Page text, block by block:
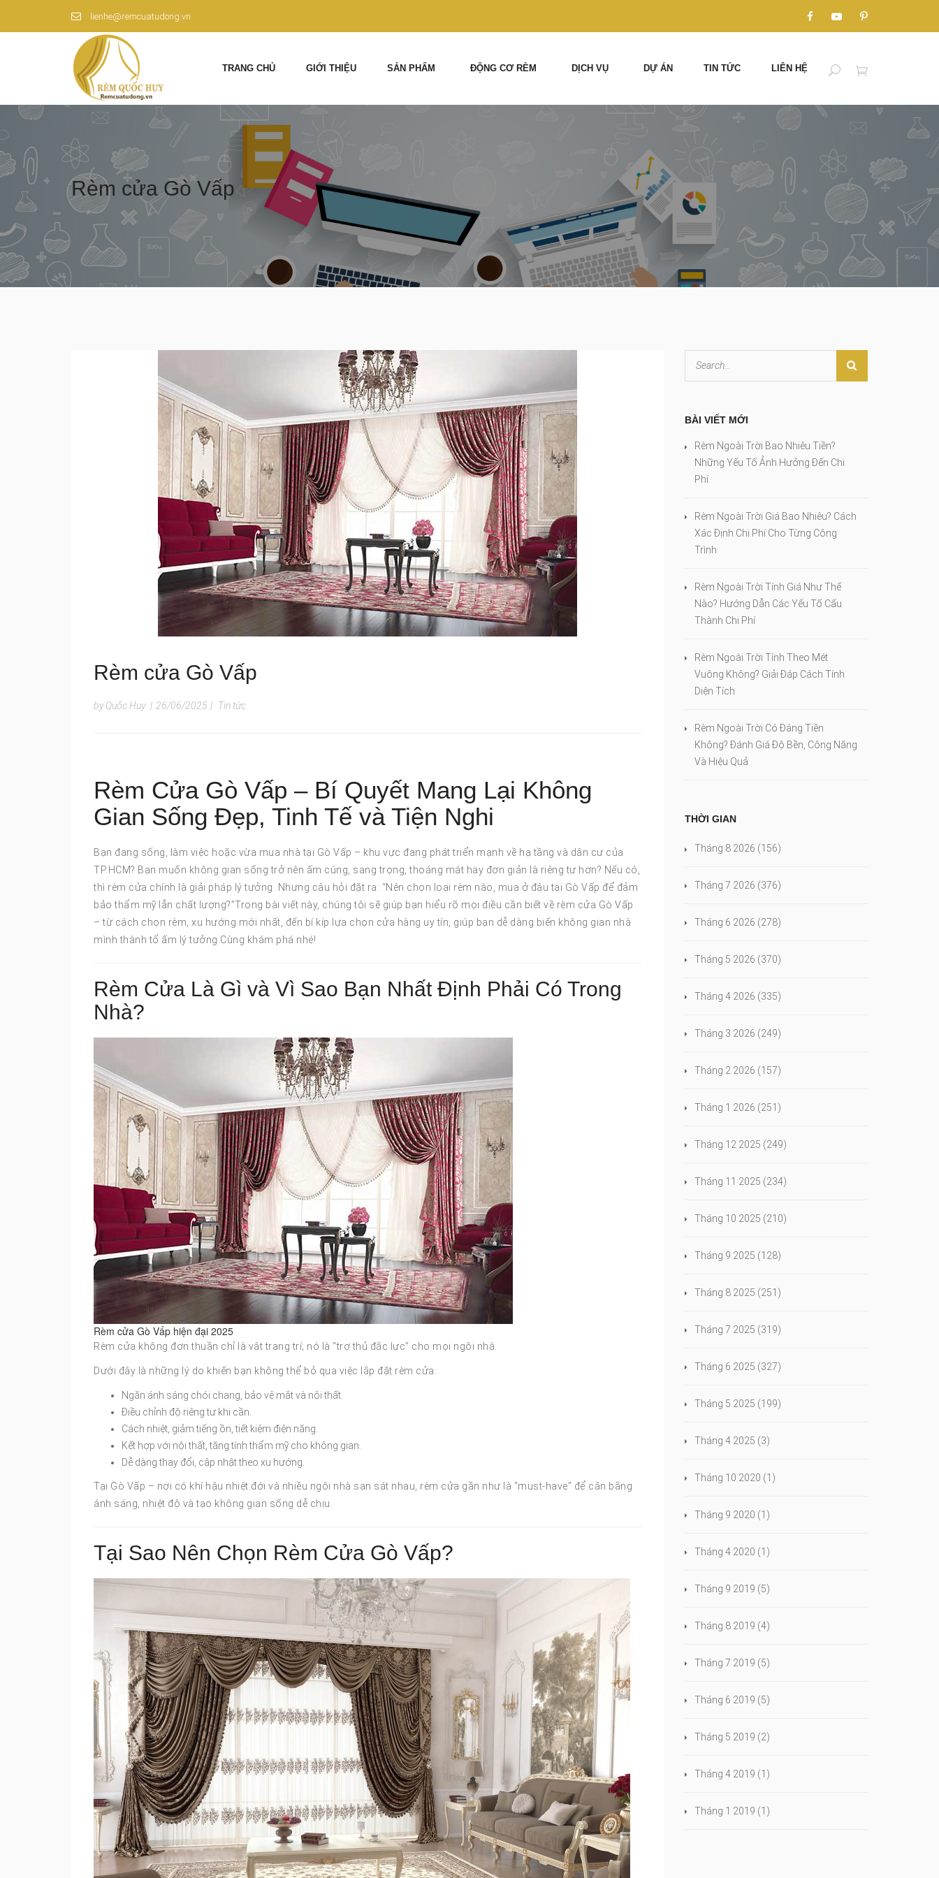
lienhe@remcuatudong.vn
TRANG CHỦ GIỚI THIỆU SẢN PHẨM ĐỘNG CƠ RÈM DỊCH VỤ DỰ ÁN TIN TỨC LIÊN HỆ
Rèm cửa Gò Vấp
Rèm cửa Gò Vấp
by Quốc Huy | 26/06/2025 | Tin tức
Rèm Cửa Gò Vấp – Bí Quyết Mang Lại Không
Gian Sống Đẹp, Tinh Tế và Tiện Nghi
Bạn đang sống, làm việc hoặc vừa mua nhà tại Gò Vấp – khu vực đang phát triển mạnh về hạ tầng và dân cư của
TP.HCM? Bạn muốn không gian sống trở nên ấm cúng, sang trọng, thoáng mát hay đơn giản là riêng tư hơn? Nếu có,
thì rèm cửa chính là giải pháp lý tưởng. Nhưng câu hỏi đặt ra: “Nên chọn loại rèm nào, mua ở đâu tại Gò Vấp để đảm
bảo thẩm mỹ lẫn chất lượng?”Trong bài viết này, chúng tôi sẽ giúp bạn hiểu rõ mọi điều cần biết về rèm cửa Gò Vấp
– từ cách chọn rèm, xu hướng mới nhất, đến bí kíp lựa chọn cửa hàng uy tín, giúp bạn dễ dàng biến không gian nhà
mình thành tổ ấm lý tưởng.Cùng khám phá nhé!
Rèm Cửa Là Gì và Vì Sao Bạn Nhất Định Phải Có Trong
Nhà?
Rèm cửa Gò Vấp hiện đại 2025
Rèm cửa không đơn thuần chỉ là vật trang trí; nó là “trợ thủ đắc lực” cho mọi ngôi nhà.
Dưới đây là những lý do khiến bạn không thể bỏ qua việc lắp đặt rèm cửa:
Ngăn ánh sáng chói chang, bảo vệ mắt và nội thất.
Điều chỉnh độ riêng tư khi cần.
Cách nhiệt, giảm tiếng ồn, tiết kiệm điện năng.
Kết hợp với nội thất, tăng tính thẩm mỹ cho không gian.
Dễ dàng thay đổi, cập nhật theo xu hướng.
Tại Gò Vấp – nơi có khí hậu nhiệt đới và nhiều ngôi nhà san sát nhau, rèm cửa gần như là “must-have” để cân bằng
ánh sáng, nhiệt độ và tạo không gian sống dễ chịu.
Tại Sao Nên Chọn Rèm Cửa Gò Vấp?
BÀI VIẾT MỚI
Rèm Ngoài Trời Bao Nhiêu Tiền?
Những Yếu Tố Ảnh Hưởng Đến Chi
Phí
Rèm Ngoài Trời Giá Bao Nhiêu? Cách
Xác Định Chi Phí Cho Từng Công
Trình
Rèm Ngoài Trời Tính Giá Như Thế
Nào? Hướng Dẫn Các Yếu Tố Cấu
Thành Chi Phí
Rèm Ngoài Trời Tính Theo Mét
Vuông Không? Giải Đáp Cách Tính
Diện Tích
Rèm Ngoài Trời Có Đáng Tiền
Không? Đánh Giá Độ Bền, Công Năng
Và Hiệu Quả
THỜI GIAN
Tháng 8 2026 (156)
Tháng 7 2026 (376)
Tháng 6 2026 (278)
Tháng 5 2026 (370)
Tháng 4 2026 (335)
Tháng 3 2026 (249)
Tháng 2 2026 (157)
Tháng 1 2026 (251)
Tháng 12 2025 (249)
Tháng 11 2025 (234)
Tháng 10 2025 (210)
Tháng 9 2025 (128)
Tháng 8 2025 (251)
Tháng 7 2025 (319)
Tháng 6 2025 (327)
Tháng 5 2025 (199)
Tháng 4 2025 (3)
Tháng 10 2020 (1)
Tháng 9 2020 (1)
Tháng 4 2020 (1)
Tháng 9 2019 (5)
Tháng 8 2019 (4)
Tháng 7 2019 (5)
Tháng 6 2019 (5)
Tháng 5 2019 (2)
Tháng 4 2019 (1)
Tháng 1 2019 (1)